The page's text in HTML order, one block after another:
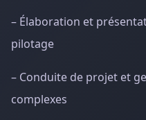
– Élaboration et
pilotage
– Conduite de projet et
complexes